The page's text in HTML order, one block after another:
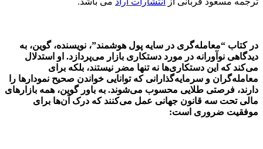
در کتاب “معامله‌گری در سایه پول هوشمند”، نویسنده، گوین، به
دیدگاهی نوآورانه در مورد دستکاری بازار می‌پردازد. او استدلال
می‌کند که این دستکاری‌ها نه تنها مضر نیستند، بلکه برای
معامله‌گران و سرمایه‌گذارانی که توانایی خواندن صحیح نمودارها را
دارند، فرصتی طلایی محسوب می‌شوند. به باور گوین، همه بازارهای
مالی تحت سه قانون جهانی عمل می‌کنند که درک آن‌ها برای
موفقیت ضروری است: